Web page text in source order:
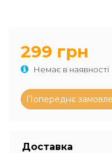
299 грн
Немає в наявності
Доставка